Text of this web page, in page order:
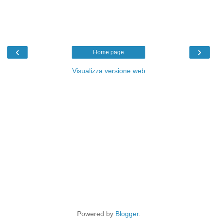
‹ ›
Home page
Visualizza versione web
Powered by Blogger.